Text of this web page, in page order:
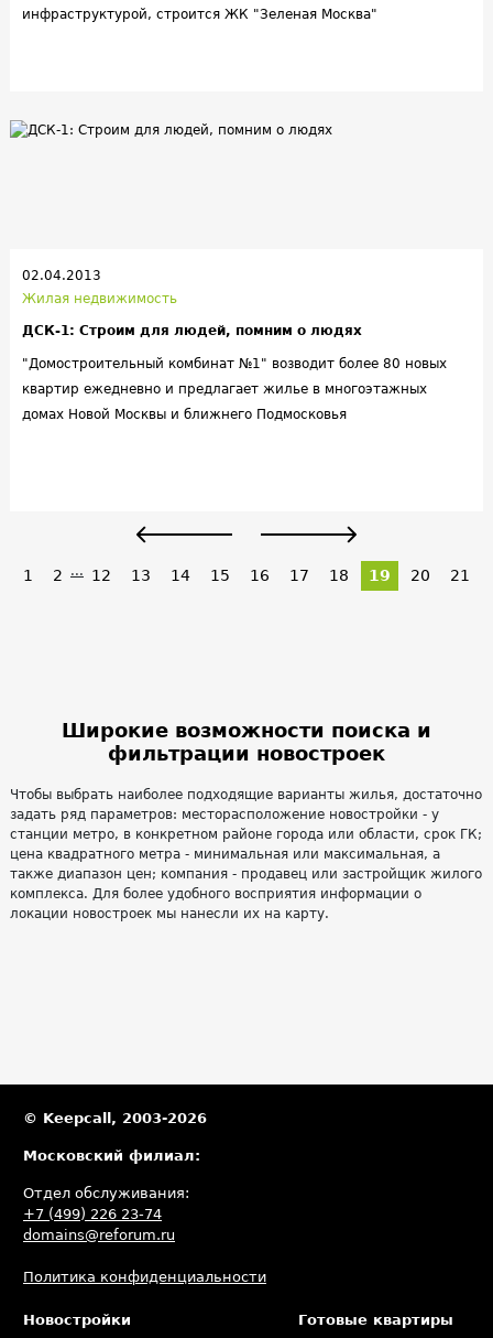
инфраструктурой, строится ЖК "Зеленая Москва"
02.04.2013
Жилая недвижимость
ДСК-1: Строим для людей, помним о людях
"Домостроительный комбинат №1" возводит более 80 новых
квартир ежедневно и предлагает жилье в многоэтажных
домах Новой Москвы и ближнего Подмосковья
1 2 ... 12 13 14 15 16 17 18 19 20 21
Широкие возможности поиска и
фильтрации новостроек
Чтобы выбрать наиболее подходящие варианты жилья, достаточно
задать ряд параметров: месторасположение новостройки - у
станции метро, в конкретном районе города или области, срок ГК;
цена квадратного метра - минимальная или максимальная, а
также диапазон цен; компания - продавец или застройщик жилого
комплекса. Для более удобного восприятия информации о
локации новостроек мы нанесли их на карту.
© Keepcall, 2003-2026
Московский филиал:
Отдел обслуживания:
+7 (499) 226 23-74
domains@reforum.ru
Политика конфиденциальности
Новостройки Готовые квартиры